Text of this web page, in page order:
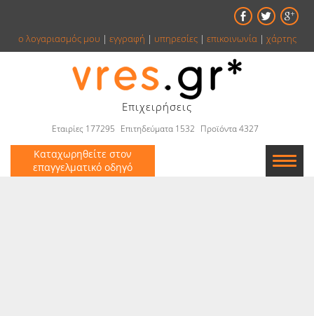
ο λογαριασμός μου | εγγραφή | υπηρεσίες| επικοινωνία| χάρτης
Επιχειρήσεις
Εταιρίες 177295 Επιτηδεύματα 1532 Προϊόντα 4327
Καταχωρηθείτε στον
επαγγελματικό οδηγό